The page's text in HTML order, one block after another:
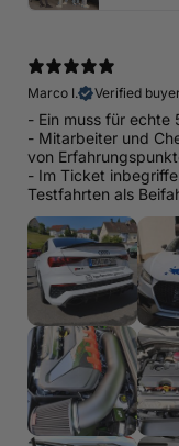
Marco I.
Verified buyer
- Ein muss für echte
- Mitarbeiter und
von
- Im Ticket
Testfahrten als